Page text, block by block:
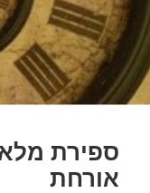
ספירת
אורחת